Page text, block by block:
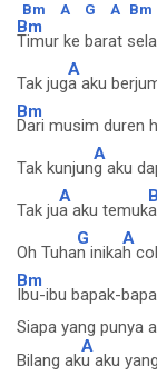
Bm A G A Bm
Bm
Timur ke barat
Tak jug
A
a aku
Bm
Dari musim duren
Tak kunjun
A
g aku
Tak ju
A
a aku temuk
Oh Tuha
G
n inika
A
h
Bm
Ibu-ibu bapak-
Siapa yang punya
Bilang ak
A
u aku